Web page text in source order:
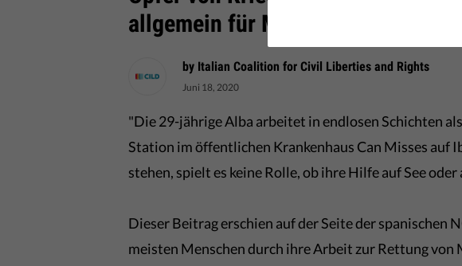
allgemein für Marginalisierte
by Italian Coalition for Civil Liberties and Rights
Juni 18, 2020
"Die 29-jährige Alba arbeitet in endlosen Schichten
Station im öffentlichen Krankenhaus Can Misses auf
stehen, spielt es keine Rolle, ob ihre Hilfe auf See
Dieser Beitrag erschien auf der Seite der spanischen
meisten Menschen durch ihre Arbeit zur Rettung